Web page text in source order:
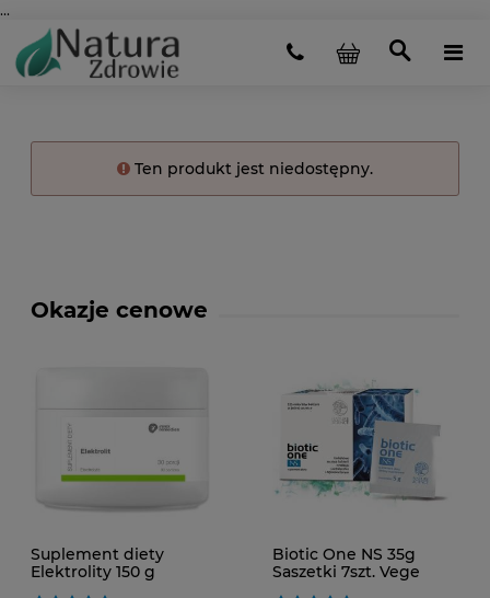
...
Ten produkt jest niedostępny.
Okazje cenowe
Suplement diety
Elektrolity 150 g
Biotic One NS 35g
Saszetki 7szt. Vege